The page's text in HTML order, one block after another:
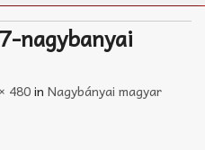
nagybanyai
480in Nagybányai magyar